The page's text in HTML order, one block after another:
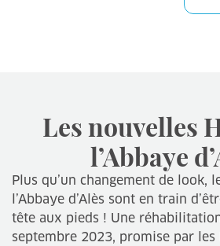
Les nouvelles
l’Abbaye
Plus qu’un changement de look,
l’Abbaye d’Alès sont en train
tête aux pieds ! Une
septembre 2023, promise par les